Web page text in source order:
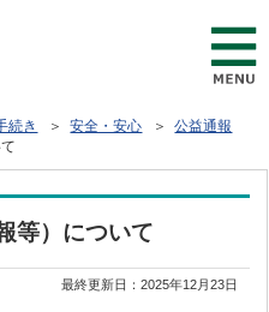
続き ＞安全・安心 ＞公益通報
等）について
最終更新日：2025年12月23日